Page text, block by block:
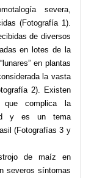
severa,
(Fotografía 1).
de diversos
en lotes de la
en plantas
la vasta
2). Existen
complica la
y es un tema
(Fotografías 3 y
de maíz en
severos síntomas